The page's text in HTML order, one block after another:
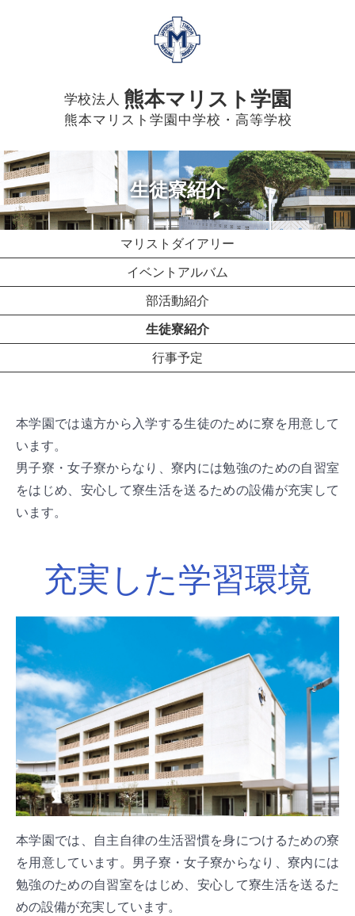
学校法人 熊本マリスト学園
熊本マリスト学園中学校・高等学校
生徒寮紹介
マリストダイアリー
イベントアルバム
部活動紹介
生徒寮紹介
行事予定
本学園では遠方から入学する生徒のために寮を用意して
います。
男子寮・女子寮からなり、寮内には勉強のための自習室
をはじめ、安心して寮生活を送るための設備が充実して
います。
充実した学習環境
本学園では、自主自律の生活習慣を身につけるための寮
を用意しています。男子寮・女子寮からなり、寮内には
勉強のための自習室をはじめ、安心して寮生活を送るた
めの設備が充実しています。